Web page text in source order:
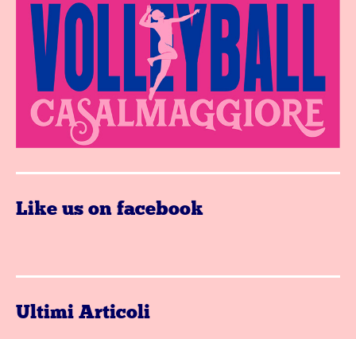
Like us on facebook
Ultimi Articoli